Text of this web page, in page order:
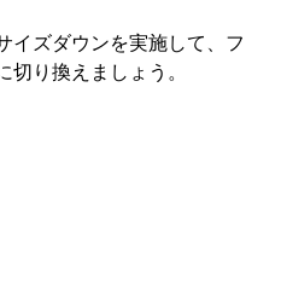
イズダウンを実施して、フ
切り換えましょう。